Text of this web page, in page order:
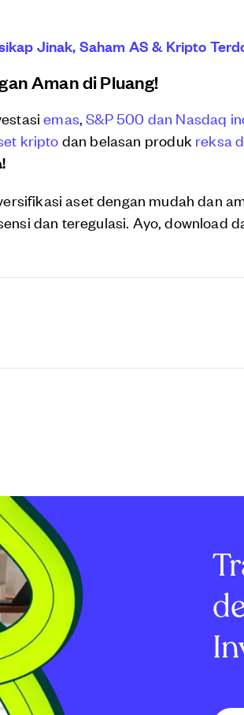
Jinak, Saham AS & Kripto
Aman di Pluang!
emas,S&P 500 dan Nasdaq
kripto dan belasan produk reksa
aset dengan mudah dan
dan teregulasi. Ayo, download